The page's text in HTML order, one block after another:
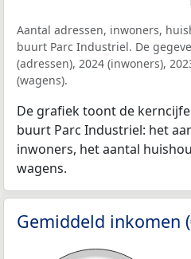
Aantal adressen, inwoners,
buurt Parc Industriel. De
(adressen), 2024 (inwoners),
(wagens).
De grafiek toont de
buurt Parc Industriel: het
inwoners, het aantal
wagens.
Gemiddeld inkomen